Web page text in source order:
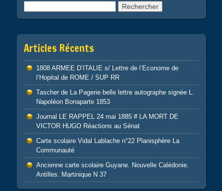
Articles Récents
1808 ARMEE D’ITALIE s/ Lettre de l’Econome de
l’Hopital de ROME / SUP RR
Tascher de La Pagerie belle lettre autographe signée L.
Napoléon Bonaparte 1853
Journal LE RAPPEL 24 mai 1885 # LA MORT DE
VICTOR HUGO Réactions au Sénat
Carte scolaire Vidal Lablache n°22 Planisphère La
Communauté
Ancienne carte scolaire Guyane. Nouvelle Calédonie.
Antilles. Martinique N 37